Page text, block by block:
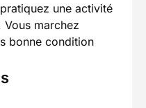
une activité
marchez
bonne condition